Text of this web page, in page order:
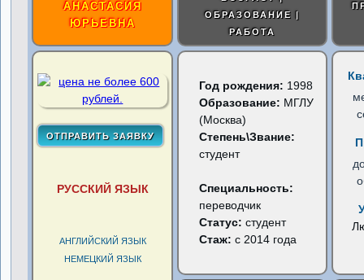
АНАСТАСИЯ
ЮРЬЕВНА
ОБРАЗОВАНИЕ |
РАБОТА
РУССКИЙ ЯЗЫК
АНГЛИЙСКИЙ ЯЗЫК
НЕМЕЦКИЙ ЯЗЫК
Год рождения: 1998
Образование: МГЛУ
(Москва)
Степень\Звание:
студент
Специальность:
переводчик
Статус:студент
Стаж: с 2014 года